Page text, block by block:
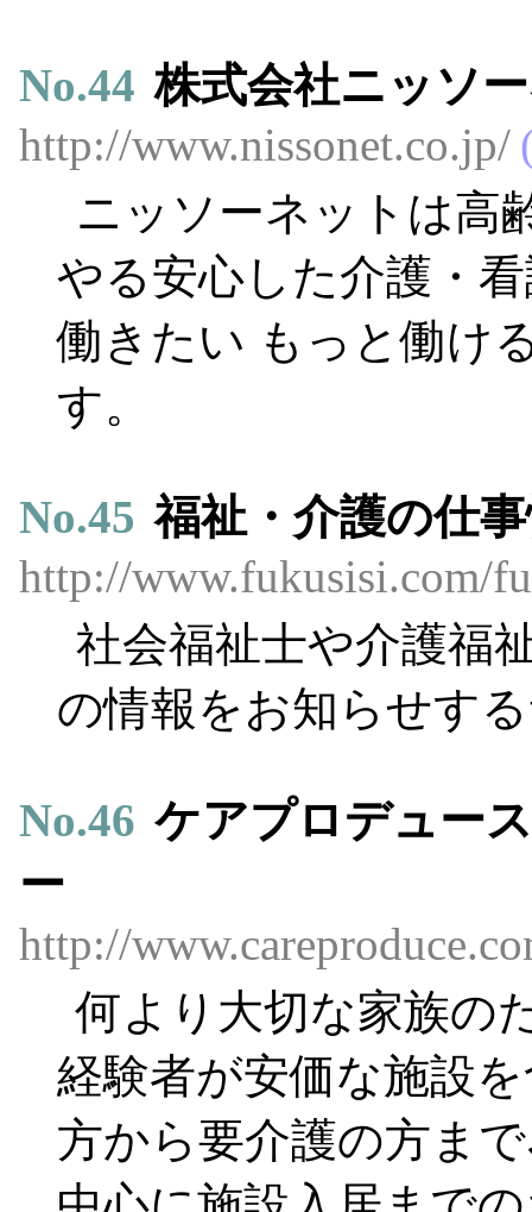
No.44 株式会社ニッソ
http://www.nissonet.co.jp/
ニッソーネットは高
やる安心した介護・
働きたい もっと働け
す。
No.45 福祉・介護の仕
http://www.fukusisi.com/
社会福祉士や介護福
の情報をお知らせす
No.46 ケアプロデュー
ー
http://
何より大切な家族の
経験者が安価な施設
方から要介護の方ま